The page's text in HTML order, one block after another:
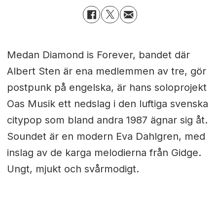
Medan Diamond is Forever, bandet där
Albert Sten är ena medlemmen av tre, gör
postpunk på engelska, är hans soloprojekt
Oas Musik ett nedslag i den luftiga svenska
citypop som bland andra 1987 ägnar sig åt.
Soundet är en modern Eva Dahlgren, med
inslag av de karga melodierna från Gidge.
Ungt, mjukt och svårmodigt.